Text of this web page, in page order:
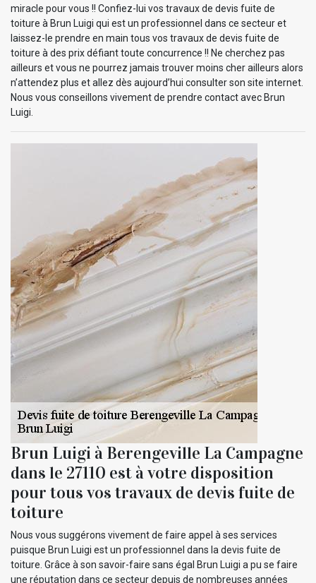
miracle pour vous !! Confiez-lui vos travaux de devis fuite de
toiture à Brun Luigi qui est un professionnel dans ce secteur et
laissez-le prendre en main tous vos travaux de devis fuite de
toiture à des prix défiant toute concurrence !! Ne cherchez pas
ailleurs et vous ne pourrez jamais trouver moins cher ailleurs alors
n’attendez plus et allez dès aujourd’hui consulter son site internet.
Nous vous conseillons vivement de prendre contact avec Brun
Luigi.
Brun Luigi à Berengeville La Campagne
dans le 27110 est à votre disposition
pour tous vos travaux de devis fuite de
toiture
Nous vous suggérons vivement de faire appel à ses services
puisque Brun Luigi est un professionnel dans la devis fuite de
toiture. Grâce à son savoir-faire sans égal Brun Luigi a pu se faire
une réputation dans ce secteur depuis de nombreuses années